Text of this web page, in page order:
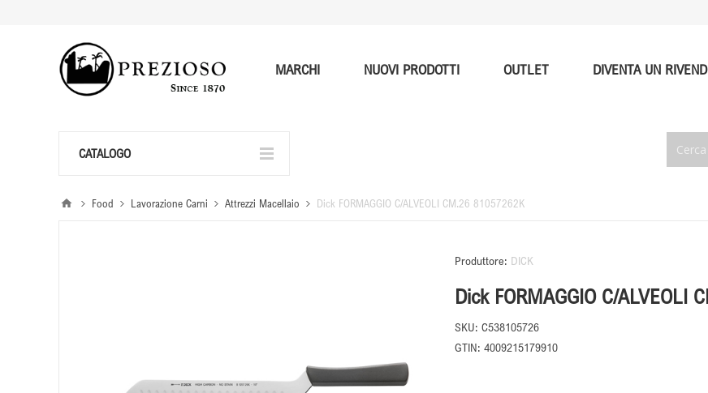
MARCHI NUOVI PRODOTTI OUTLET DIVENTA UN
CATALOGO
Food Lavorazione Carni Attrezzi Macellaio Dick FORMAGGIO C/ALVEOLI CM.26 81057262K
Produttore: DICK
Dick FORMAGGIO C/ALVEOLI
SKU: C538105726
GTIN: 4009215179910